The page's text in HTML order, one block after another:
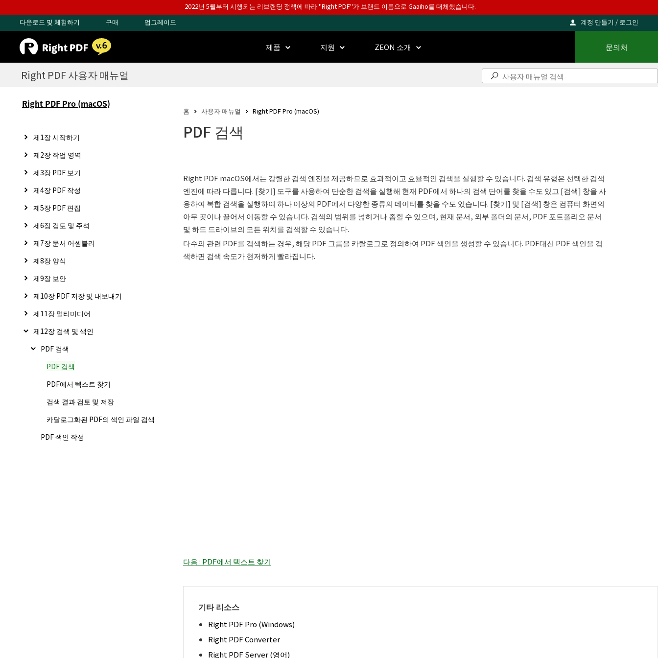
2022년 5월부터 시행되는 리브랜딩 정책에 따라 "Right PDF"가 브랜드 이름으로 Gaaiho를 대체했습니다.
다운로드 및 체험하기
구매 업그레이드 계정 만들기 / 로그인
제품 지원 ZEON 소개 문의처
Right PDF 사용자 매뉴얼
Right PDF Pro (macOS)
제1장 시작하기
제2장 작업 영역
제3장 PDF 보기
제4장 PDF 작성
제5장 PDF 편집
제6장 검토 및 주석
제7장 문서 어셈블리
제8장 양식
제9장 보안
제10장 PDF 저장 및 내보내기
제11장 멀티미디어
제12장 검색 및 색인
PDF 검색
PDF 검색
PDF에서 텍스트 찾기
검색 결과 검토 및 저장
카달로그화된 PDF의 색인 파일 검색
PDF 색인 작성
홈 사용자 매뉴얼 Right PDF Pro (macOS)
PDF 검색
Right PDF macOS에서는 강렬한 검색 엔진을 제공하므로 효과적이고 효율적인 검색을 실행할 수 있습니다. 검색 유형은 선택한 검색
엔진에 따라 다릅니다. [찾기] 도구를 사용하여 단순한 검색을 실행해 현재 PDF에서 하나의 검색 단어를 찾을 수도 있고 [검색] 창을 사
용하여 복합 검색을 실행하여 하나 이상의 PDF에서 다양한 종류의 데이터를 찾을 수도 있습니다. [찾기] 및 [검색] 창은 컴퓨터 화면의
아무 곳이나 끌어서 이동할 수 있습니다. 검색의 범위를 넓히거나 좁힐 수 있으며, 현재 문서, 외부 폴더의 문서, PDF 포트폴리오 문서
및 하드 드라이브의 모든 위치를 검색할 수 있습니다.
다수의 관련 PDF를 검색하는 경우, 해당 PDF 그룹을 카탈로그로 정의하여 PDF 색인을 생성할 수 있습니다. PDF대신 PDF 색인을 검
색하면 검색 속도가 현저하게 빨라집니다.
다음 : PDF에서 텍스트 찾기
기타 리소스
Right PDF Pro (Windows)
Right PDF Converter
Right PDF Server (영어)